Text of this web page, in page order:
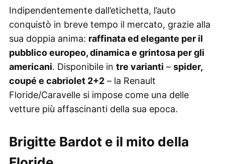
Indipendentemente dall’etichetta, l’auto
conquistò in breve tempo il mercato, grazie alla
sua doppia anima: raffinata ed elegante per il
pubblico europeo, dinamica e grintosa per gli
americani. Disponibile in tre varianti – spider,
coupé e cabriolet 2+2– la Renault
Floride/Caravelle si impose come una delle
vetture più affascinanti della sua epoca.
Brigitte Bardot e il mito della